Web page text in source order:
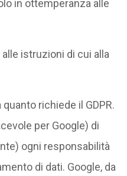
in ottemperanza alle
istruzioni di cui alla
richiede il GDPR.
per Google) di
ogni responsabilità
di dati. Google, da